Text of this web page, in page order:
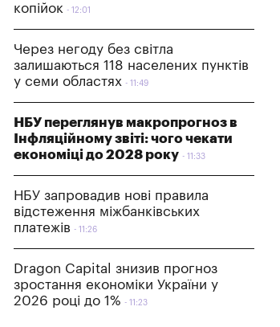
копійок
12:01
Через негоду без світла
залишаються 118 населених пунктів
у семи областях
11:49
НБУ переглянув макропрогноз в
Інфляційному звіті: чого чекати
економіці до 2028 року
11:33
НБУ запровадив нові правила
відстеження міжбанківських
платежів
11:26
Dragon Capital знизив прогноз
зростання економіки України у
2026 році до 1%
11:23